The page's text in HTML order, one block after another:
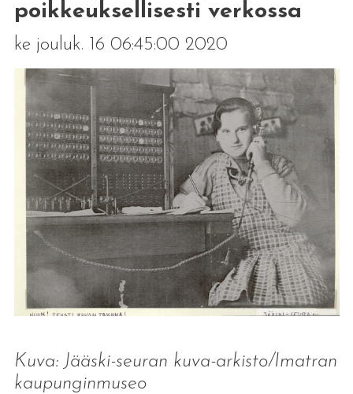
poikkeuksellisesti verkossa
ke jouluk. 16 06:45:00 2020
Kuva: Jääski-seuran kuva-arkisto/Imatran
kaupunginmuseo